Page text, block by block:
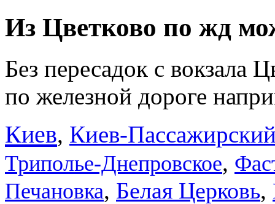
Из Цветково по жд
Без пересадок с вокзала
по железной дороге
Киев, Киев-
Триполье-Днепровское,
Печановка, Белая Церковь,